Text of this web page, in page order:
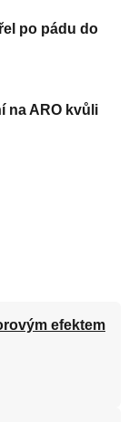
po pádu do
na ARO kvůli
efektem